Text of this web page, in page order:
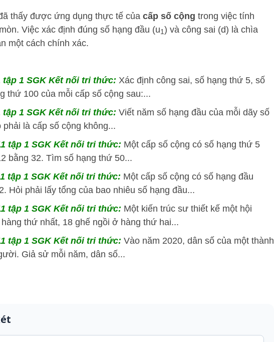
thấy được ứng dụng thực tế của cấp số cộng trong việc tính
Việc xác định đúng số hạng đầu (u1) và công sai (d) là chìa
một cách chính xác.
tập 1 SGK Kết nối tri thức: Xác định công sai, số hạng thứ 5, số
thứ 100 của mỗi cấp số cộng sau:...
tập 1 SGK Kết nối tri thức: Viết năm số hạng đầu của mỗi dãy số
là cấp số cộng không...
tập 1 SGK Kết nối tri thức: Một cấp số cộng có số hạng thứ 5
bằng 32. Tìm số hạng thứ 50...
tập 1 SGK Kết nối tri thức: Một cấp số cộng có số hạng đầu
Hỏi phải lấy tổng của bao nhiêu số hạng đầu...
tập 1 SGK Kết nối tri thức: Một kiến trúc sư thiết kế một hội
thứ nhất, 18 ghế ngồi ở hàng thứ hai...
tập 1 SGK Kết nối tri thức: Vào năm 2020, dân số của một thành
Giả sử mỗi năm, dân số...